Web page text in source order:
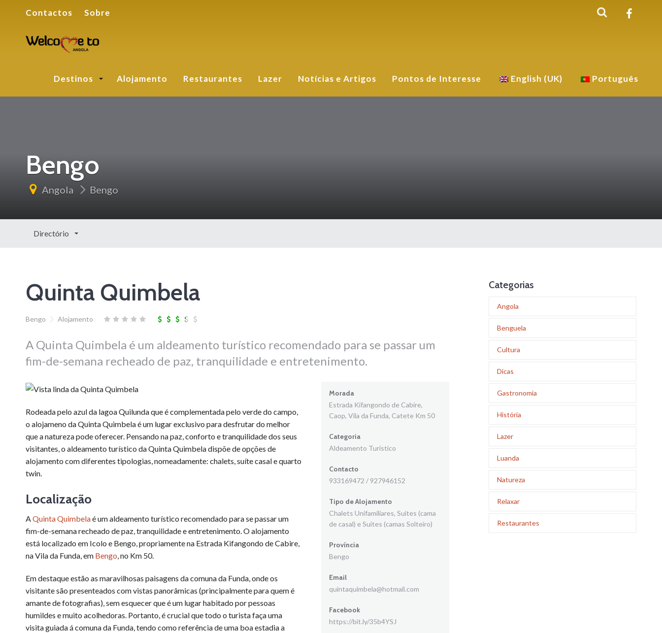
Contactos Sobre
Destinos Alojamento Restaurantes Lazer Notícias e Artigos Pontos de Interesse English (UK) Português
Bengo
Angola Bengo
Directório
Quinta Quimbela
Bengo Alojamento
A Quinta Quimbela é um aldeamento turístico recomendado para se passar um
fim-de-semana recheado de paz, tranquilidade e entretenimento.
Rodeada pelo azul da lagoa Quilunda que é complementada pelo verde do campo,
o alojameno da Quinta Quimbela é um lugar exclusivo para desfrutar do melhor
que a natureza pode oferecer. Pensando na paz, conforto e tranquilidade dos seus
visitantes, o aldeamento turístico da Quinta Quimbela dispõe de opções de
alojamento com diferentes tipologias, nomeadamente: chalets, suíte casal e quarto
twin.
Localização
AQuinta Quimbelaé um aldeamento turístico recomendado para se passar um
fim-de-semana recheado de paz, tranquilidade e entretenimento. O alojamento
está localizado em Icolo e Bengo, propriamente na Estrada Kifangondo de Cabire,
na Vila da Funda, em Bengo, no Km 50.
Em destaque estão as maravilhosas paisagens da comuna da Funda, onde os
visitante são presenteados com vistas panorâmicas (principalmente para quem é
amante de fotografias), sem esquecer que é um lugar habitado por pessoas
humildes e muito acolhedoras. Portanto, é crucial que todo o turista faça uma
visita guiada á comuna da Funda, tendo como referência de uma boa estadia a
Morada
Estrada Kifangondo de Cabire,
Caop, Vila da Funda, Catete Km 50
Categoria
Aldeamento Turístico
Contacto
933169472 / 927946152
Tipo de Alojamento
Chalets Unifamiliares, Suites (cama
de casal) e Suites (camas Solteiro)
Província
Bengo
Email
quintaquimbela@hotmail.com
Facebook
https://bit.ly/35b4YSJ
Categorias
Angola
Benguela
Cultura
Dicas
Gastronomia
História
Lazer
Luanda
Natureza
Relaxar
Restaurantes